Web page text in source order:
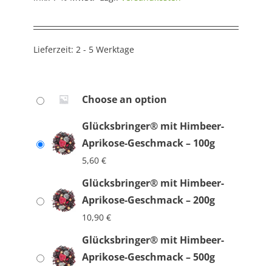
Lieferzeit: 2 - 5 Werktage
Choose an option
Glücksbringer® mit Himbeer-
Aprikose-Geschmack – 100g
5,60 €
Glücksbringer® mit Himbeer-
Aprikose-Geschmack – 200g
10,90 €
Glücksbringer® mit Himbeer-
Aprikose-Geschmack – 500g